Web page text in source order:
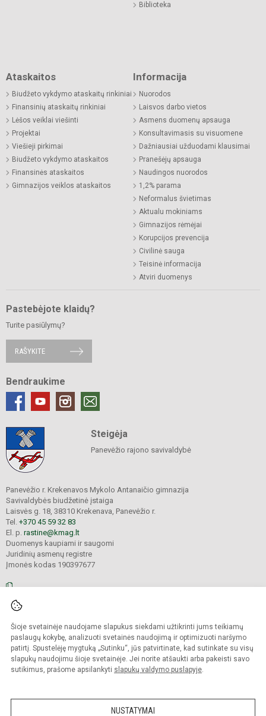
Šioje svetainėje naudojame slapukus siekdami užtikrinti jums teikiamų
paslaugų kokybę, analizuoti svetainės naudojimą ir optimizuoti naršymo
patirtį. Spustelėję mygtuką „Sutinku“, jūs patvirtinate, kad sutinkate su visų
slapukų naudojimu šioje svetainėje. Jei norite atšaukti arba pakeisti savo
sutikimus, prašome apsilankyti slapukų valdymo puslapyje.
NUSTATYMAI
Biblioteka
Ataskaitos
Biudžeto vykdymo ataskaitų rinkiniai
Finansinių ataskaitų rinkiniai
Lėšos veiklai viešinti
Projektai
Viešieji pirkimai
Biudžeto vykdymo ataskaitos
Finansinės ataskaitos
Gimnazijos veiklos ataskaitos
Informacija
Nuorodos
Laisvos darbo vietos
Asmens duomenų apsauga
Konsultavimasis su visuomene
Dažniausiai užduodami klausimai
Pranešėjų apsauga
Naudingos nuorodos
1,2% parama
Neformalus švietimas
Aktualu mokiniams
Gimnazijos rėmėjai
Korupcijos prevencija
Civilinė sauga
Teisinė informacija
Atviri duomenys
Pastebėjote klaidų?
Turite pasiūlymų?
RAŠYKITE
Bendraukime
Steigėja
Panevėžio rajono savivaldybė
Panevėžio r. Krekenavos Mykolo Antanaičio gimnazija
Savivaldybės biudžetinė įstaiga
Laisvės g. 18, 38310 Krekenava, Panevėžio r.
Tel. +370 45 59 32 83
El. p. rastine@kmag.lt
Duomenys kaupiami ir saugomi
Juridinių asmenų registre
Įmonės kodas 190397677
saugomos.
Kopijuoti turinį be raštiško gimnazijos sutikimo griežtai draudžiama.
Prieinamumo paraiška Slapukų valdymas
Sumanus būdas atnaujinti